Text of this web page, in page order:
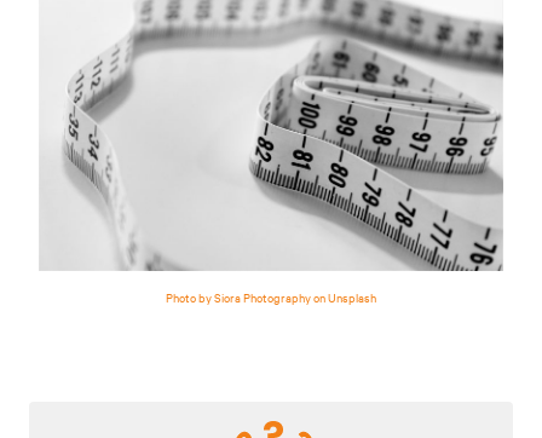
Photo by Siora Photography on Unsplash